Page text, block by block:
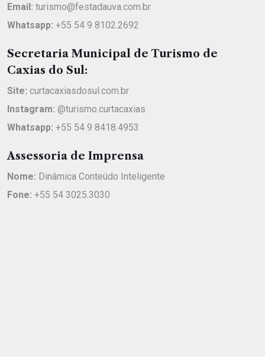
Email: turismo@festadauva.com.br
Whatsapp: +55 54 9 8102.2692
Secretaria Municipal de Turismo de
Caxias do Sul:
Site: curtacaxiasdosul.com.br
Instagram: @turismo.curtacaxias
Whatsapp: +55 54 9 8418.4953
Assessoria de Imprensa
Nome: Dinâmica Conteúdo Inteligente
Fone: +55 54 3025.3030